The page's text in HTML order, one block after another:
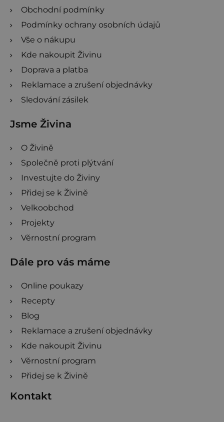
Obchodní podmínky
Podmínky ochrany osobních údajů
Vše o nákupu
Kde nakoupit Živinu
Doprava a platba
Reklamace a zrušení objednávky
Sledování zásilek
Jsme Živina
O Živině
Společně proti plýtvání
Investujte do Živiny
Přidej se k Živině
Velkoobchod
Projekty
Věrnostní program
Dále pro vás máme
Online poukazy
Recepty
Blog
Reklamace a zrušení objednávky
Kde nakoupit Živinu
Věrnostní program
Přidej se k Živině
Kontakt